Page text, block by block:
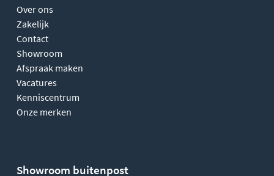
Over ons
Zakelijk
Contact
Showroom
Afspraak maken
Vacatures
Kenniscentrum
Onze merken
Showroom buitenpost